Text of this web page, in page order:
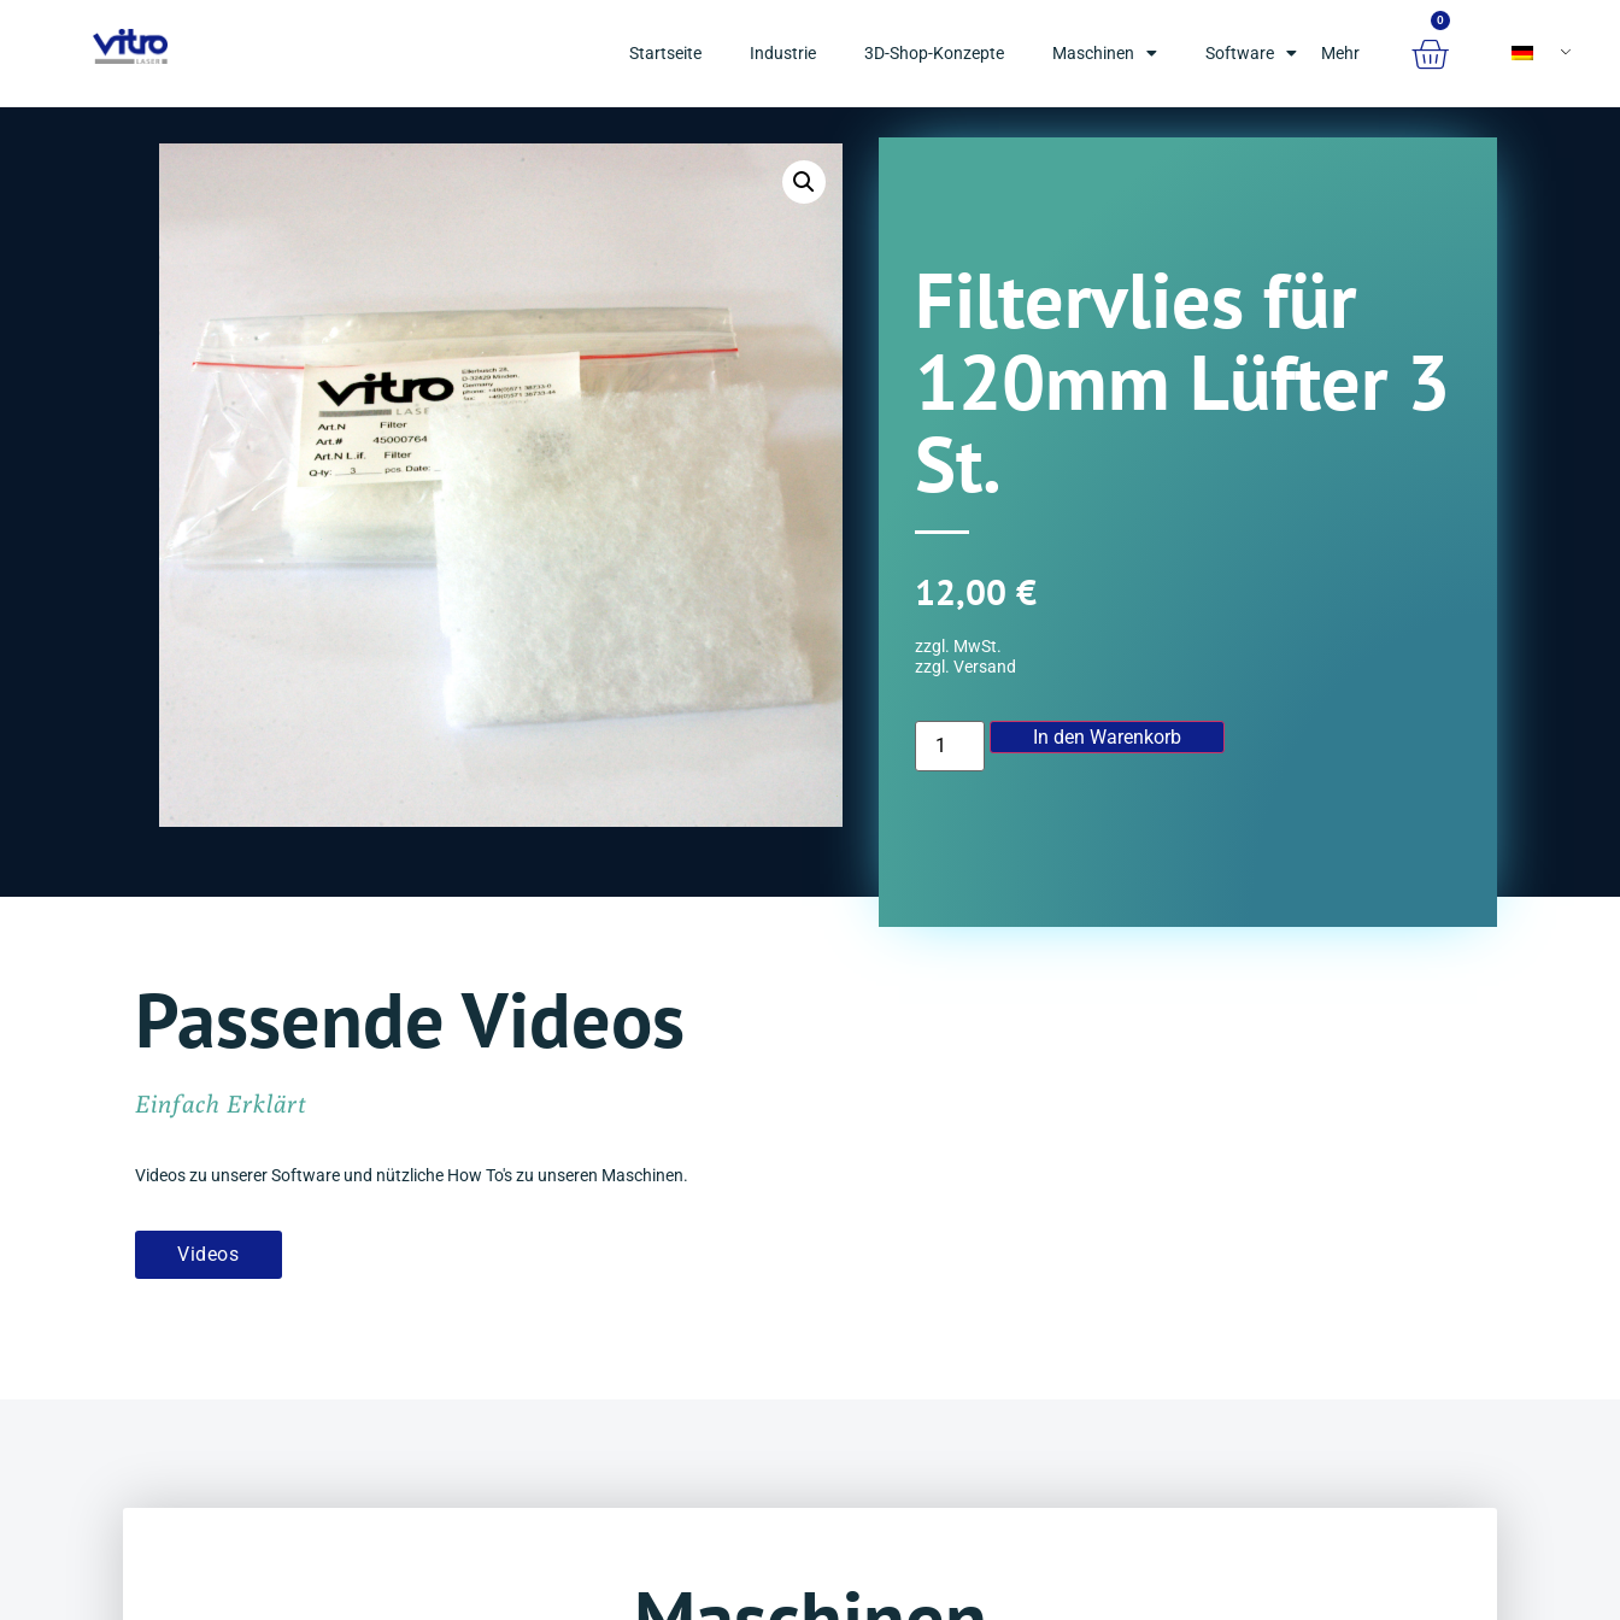
Startseite Industrie 3D-Shop-Konzepte Maschinen Software Mehr
0
Filtervlies für
120mm Lüfter 3
St.
12,00 €
zzgl. MwSt.
zzgl. Versand
In den Warenkorb
Passende Videos
Einfach Erklärt
Videos zu unserer Software und nützliche How To's zu unseren Maschinen.
Videos